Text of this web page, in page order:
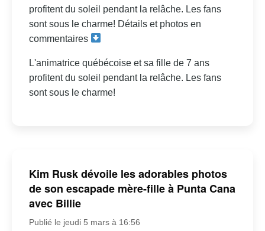
profitent du soleil pendant la relâche. Les fans
sont sous le charme! Détails et photos en
commentaires
L'animatrice québécoise et sa fille de 7 ans
profitent du soleil pendant la relâche. Les fans
sont sous le charme!
Kim Rusk dévoile les adorables photos
de son escapade mère-fille à Punta Cana
avec Billie
Publié le jeudi 5 mars à 16:56